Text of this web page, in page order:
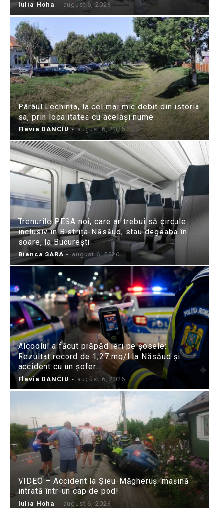
Iulia Hoha - august 6, 2026
Pârâul Lechința, la cel mai mic debit din istoria
sa, prin localitatea cu același nume
Flavia DANCIU - august 6, 2026
Trenurile PESA noi, care ar trebui să circule
inclusiv în Bistrița-Năsăud, stau degeaba în
soare, la București
Bianca SARA - august 6, 2026
Alcoolul a făcut prăpăd ieri pe șosele:
Rezultat record de 1,27 mg/l la Năsăud și
accident cu un șofer...
Flavia DANCIU - august 6, 2026
VIDEO – Accident la Șieu-Măgheruș: mașină
intrată într-un cap de pod!
Iulia Hoha - august 6, 2026